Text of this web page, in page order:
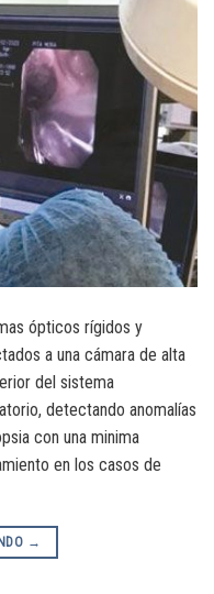
ópticos rígidos y
a una cámara de alta
del sistema
detectando anomalías
con una minima
en los casos de
→